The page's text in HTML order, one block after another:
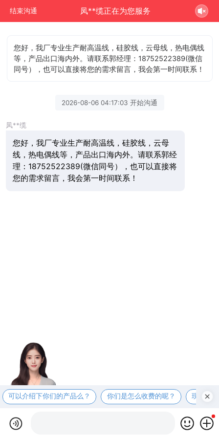
结束沟通 凤**缆正在为您服务
您好，我厂专业生产耐高温线，硅胶线，云母线，热电偶线
等，产品出口海内外。请联系郭经理：18752522389(微信
同号），也可以直接将您的需求留言，我会第一时间联系！
2026-08-06 04:17:03 开始沟通
凤**缆
您好，我厂专业生产耐高温线，硅胶线，云母
线，热电偶线等，产品出口海内外。请联系郭经
理：18752522389(微信同号），也可以直接将
您的需求留言，我会第一时间联系！
可以介绍下你们的产品么？ 你们是怎么收费的呢？ 现在有